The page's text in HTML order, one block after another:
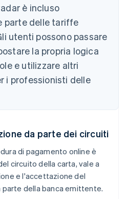
è incluso
parte delle tariffe
utenti possono passare
la propria logica
e utilizzare altri
i professionisti delle
da parte dei circuiti
di pagamento online è
circuito della carta, vale a
e l'accettazione del
della banca emittente.